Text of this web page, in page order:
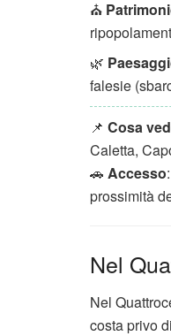
⛪
🌿
falesie
📌 Cosa
Caletta,
🚗 Accesso
prossimità
Nel
Nel
costa privo